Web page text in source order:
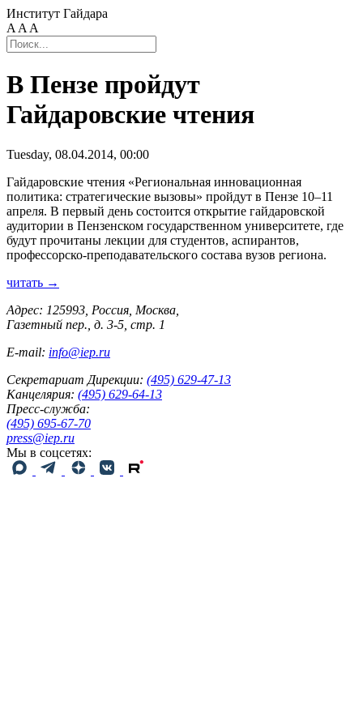
Институт Гайдара
A A A
В Пензе пройдут
Гайдаровские чтения
Tuesday, 08.04.2014, 00:00
Гайдаровские чтения «Региональная инновационная
политика: стратегические вызовы» пройдут в Пензе 10–11
апреля. В первый день состоится открытие гайдаровской
аудитории в Пензенском государственном университете, где
будут прочитаны лекции для студентов, аспирантов,
профессорско-преподавательского состава вузов региона.
читать →
Адрес: 125993, Россия, Москва,
Газетный пер., д. 3-5, стр. 1
E-mail: info@iep.ru
Секретариат Дирекции: (495) 629-47-13
Канцелярия: (495) 629-64-13
Пресс-служба:
(495) 695-67-70
press@iep.ru
Мы в соцсетях: